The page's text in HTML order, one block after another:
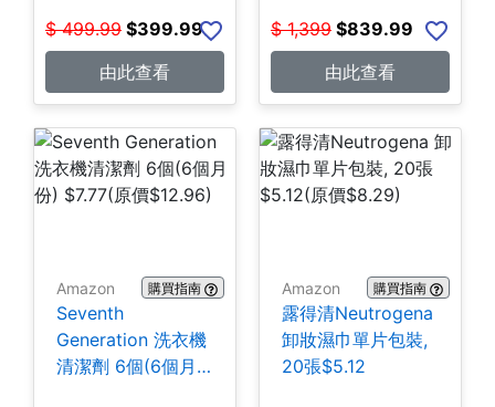
$ 499.99 $399.99
由此查看
$ 1,399 $839.99
由此查看
Amazon 購買指南
Seventh
Generation 洗衣機
清潔劑 6個(6個月
Amazon 購買指南
露得清Neutrogena
卸妝濕巾單片包裝,
20張$5.12